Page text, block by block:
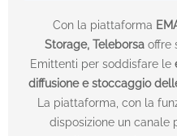
Con la piattaforma
Storage, Teleborsa offre
Emittenti per soddisfare le
diffusione e stoccaggio
La piattaforma, con la
disposizione un canale